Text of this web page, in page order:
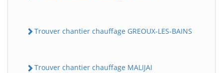
Trouver chantier chauffage GREOUX-LES-BAINS
Trouver chantier chauffage MALIJAI